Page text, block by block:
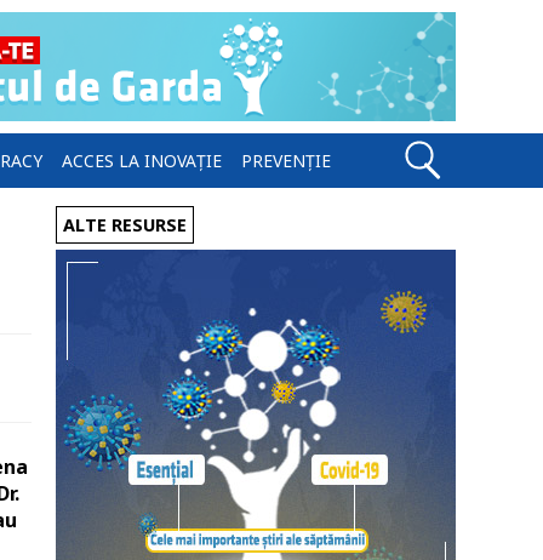
ACCES LA INOVAȚIE PREVENȚIE
ALTE RESURSE